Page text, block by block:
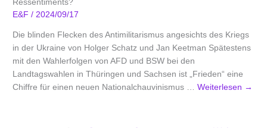
Ressentiments?
E&F/2024/09/17
Die blinden Flecken des Antimilitarismus angesichts des Kriegs
in der Ukraine von Holger Schatz und Jan Keetman Spätestens
mit den Wahlerfolgen von AFD und BSW bei den
Landtagswahlen in Thüringen und Sachsen ist „Frieden“ eine
Chiffre für einen neuen Nationalchauvinismus …Weiterlesen →